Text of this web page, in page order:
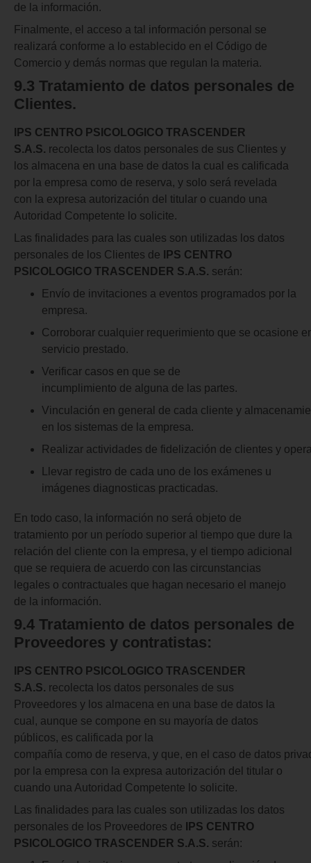
de la información.
Finalmente, el acceso a tal información personal se
realizará conforme a lo establecido en el Código de
Comercio y demás normas que regulan la materia.
9.3 Tratamiento de datos personales de
Clientes.
IPS CENTRO PSICOLOGICO TRASCENDER
S.A.S. recolecta los datos personales de sus Clientes y
los almacena en una base de datos la cual es calificada
por la empresa como de reserva, y solo será revelada
con la expresa autorización del titular o cuando una
Autoridad Competente lo solicite.
Las finalidades para las cuales son utilizadas los datos
personales de los Clientes de
IPS CENTRO
PSICOLOGICO TRASCENDER S.A.S. serán:
Envío de invitaciones a eventos programados por la
empresa.
Corroborar cualquier requerimiento que se ocasione
servicio prestado.
Verificar casos en que se de
incumplimiento de alguna de las partes.
Vinculación en general de cada cliente y
en los sistemas de la empresa.
Realizar actividades de fidelización de clientes y
Llevar registro de cada uno de los exámenes u
imágenes diagnosticas practicadas.
En todo caso, la información no será objeto de
tratamiento por un período superior al tiempo que dure la
relación del cliente con la empresa, y el tiempo adicional
que se requiera de acuerdo con las circunstancias
legales o contractuales que hagan necesario el manejo
de la información.
9.4 Tratamiento de datos personales de
Proveedores y contratistas:
IPS CENTRO PSICOLOGICO TRASCENDER
S.A.S. recolecta los datos personales de sus
Proveedores y los almacena en una base de datos la
cual, aunque se compone en su mayoría de datos
públicos, es calificada por la
compañía como de reserva, y que, en el caso de datos
por la empresa con la expresa autorización del titular o
cuando una Autoridad Competente lo solicite.
Las finalidades para las cuales son utilizadas los datos
personales de los Proveedores de
IPS CENTRO
PSICOLOGICO TRASCENDER S.A.S. serán: